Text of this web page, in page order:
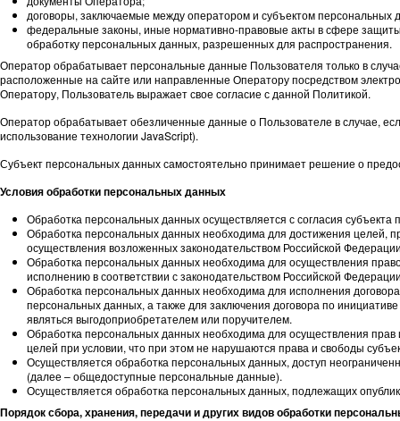
договоры, заключаемые между оператором и субъектом персональных
федеральные законы, иные нормативно-правовые акты в сфере
обработку персональных данных, разрешенных для распространения.
Оператор обрабатывает персональные данные Пользователя только в
расположенные на сайте или направленные Оператору посредством
Оператору, Пользователь выражает свое согласие с данной Политикой.
Оператор обрабатывает обезличенные данные о Пользователе в случае,
использование технологии JavaScript).
Субъект персональных данных самостоятельно принимает решение о
Условия обработки персональных данных
Обработка персональных данных осуществляется с согласия
Обработка персональных данных необходима для достижения целей,
осуществления возложенных законодательством Российской
Обработка персональных данных необходима для осуществления
исполнению в соответствии с законодательством Российской
Обработка персональных данных необходима для исполнения
персональных данных, а также для заключения договора по
являться выгодоприобретателем или поручителем.
Обработка персональных данных необходима для осуществления
целей при условии, что при этом не нарушаются права и свободы
Осуществляется обработка персональных данных, доступ
(далее – общедоступные персональные данные).
Осуществляется обработка персональных данных, подлежащих
Порядок сбора, хранения, передачи и других видов обработки